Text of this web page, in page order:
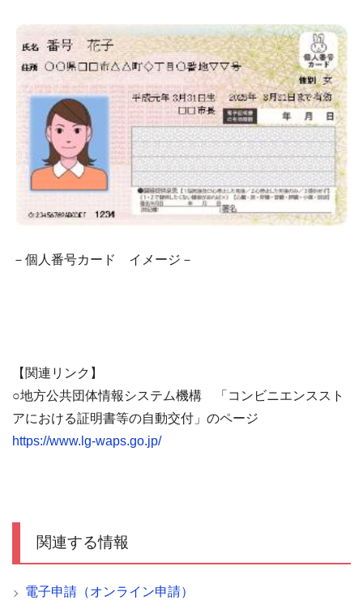
－個人番号カード イメージ－
【関連リンク】
○地方公共団体情報システム機構 「コンビニエンススト
アにおける証明書等の自動交付」のページ
https://www.lg-waps.go.jp/
関連する情報
電子申請（オンライン申請）